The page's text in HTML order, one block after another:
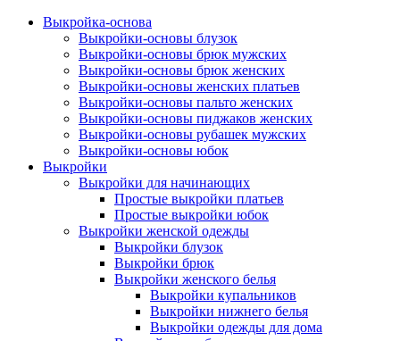
Выкройка-основа
Выкройки-основы блузок
Выкройки-основы брюк мужских
Выкройки-основы брюк женских
Выкройки-основы женских платьев
Выкройки-основы пальто женских
Выкройки-основы пиджаков женских
Выкройки-основы рубашек мужских
Выкройки-основы юбок
Выкройки
Выкройки для начинающих
Простые выкройки платьев
Простые выкройки юбок
Выкройки женской одежды
Выкройки блузок
Выкройки брюк
Выкройки женского белья
Выкройки купальников
Выкройки нижнего белья
Выкройки одежды для дома